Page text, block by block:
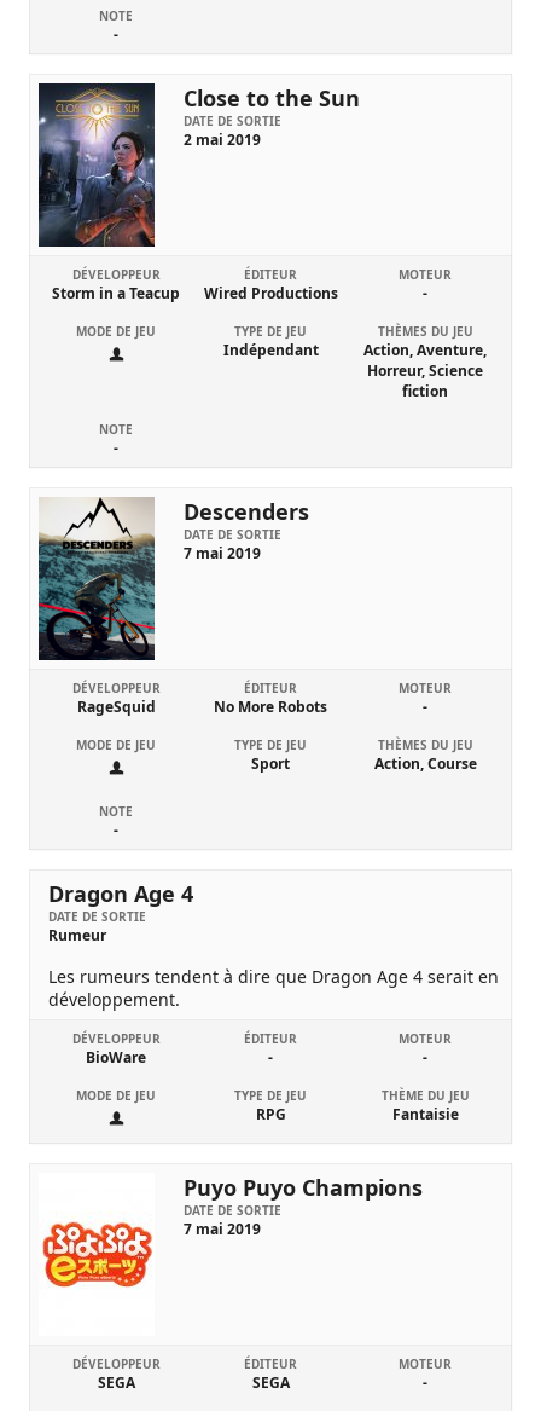
NOTE
-
Close to the Sun
DATE DE SORTIE
2 mai 2019
DÉVELOPPEUR
Storm in a Teacup
ÉDITEUR
Wired Productions
MOTEUR
-
MODE DE JEU TYPE DE JEU
Indépendant
THÈMES DU JEU
Action, Aventure,
Horreur, Science
fiction
NOTE
-
Descenders
DATE DE SORTIE
7 mai 2019
DÉVELOPPEUR
RageSquid
ÉDITEUR
No More Robots
MOTEUR
-
MODE DE JEU TYPE DE JEU
Sport
THÈMES DU JEU
Action, Course
NOTE
-
Dragon Age 4
DATE DE SORTIE
Rumeur
Les rumeurs tendent à dire que Dragon Age 4 serait en
développement.
DÉVELOPPEUR
BioWare
ÉDITEUR
-
MOTEUR
-
MODE DE JEU TYPE DE JEU
RPG
THÈME DU JEU
Fantaisie
Puyo Puyo Champions
DATE DE SORTIE
7 mai 2019
DÉVELOPPEUR
SEGA
ÉDITEUR
SEGA
MOTEUR
-